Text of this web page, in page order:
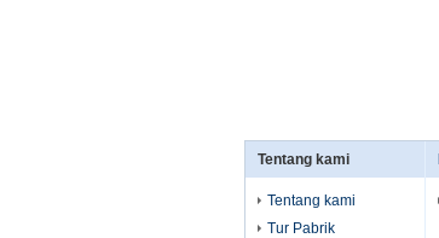
Tentang kami
Tentang kami
Tur Pabrik